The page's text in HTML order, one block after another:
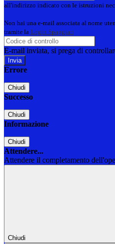
all'indirizzo indicato con le istruzioni
Non hai una e-mail associata al nome
tramite la Login Spaggiari
E-mail inviata, si prega di
Errore
Chiudi
Successo
Chiudi
Informazione
Chiudi
Attendere...
Attendere il completamento
Chiudi